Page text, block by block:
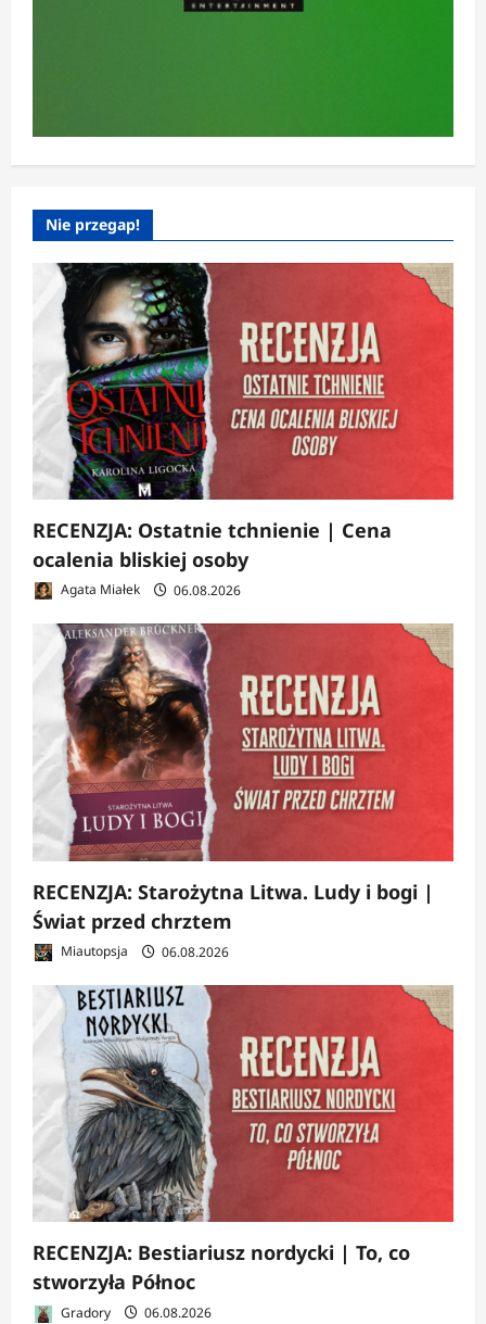
Nie przegap!
RECENZJA: Ostatnie tchnienie | Cena
ocalenia bliskiej osoby
Agata Miałek 06.08.2026
RECENZJA: Starożytna Litwa. Ludy i bogi |
Świat przed chrztem
Miautopsja 06.08.2026
RECENZJA: Bestiariusz nordycki | To, co
stworzyła Północ
Gradory 06.08.2026